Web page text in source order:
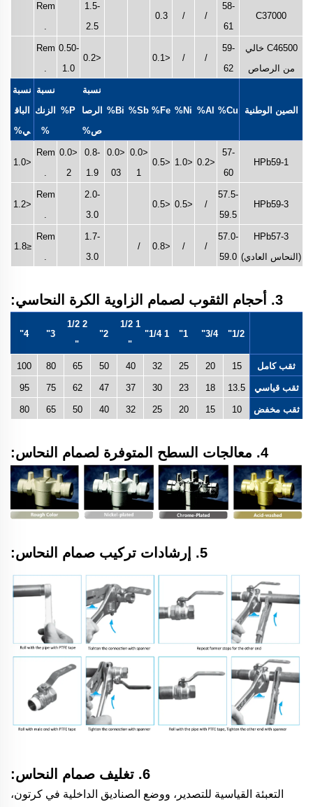
C37000
58-
61
/
/
0.3
1.5-
2.5
Rem
.
C46500 خالي
من الرصاص
59-
62
/
/
<0.1
<0.2
0.50-
1.0
Rem
.
الصين الوطنية Cu%
Al%
Ni%
Fe%
Sb%
Bi%
نسبة
الرصا
ص%
P%
نسبة
الزنك
%
نسبة
الباق
ي%
HPb59-1
57-
60
<0.2
<1.0
<0.5
<0.0
1
<0.0
03
0.8-
1.9
<0.0
2
Rem
.
<1.0
HPb59-3
57.5-
59.5
/
<0.5
<0.5
2.0-
3.0
Rem
.
<1.2
HPb57-3
(النحاس العادي)
57.0-
59.0
/
/
<0.8
/
1.7-
3.0
Rem
.
≤1.8
3. أحجام الثقوب لصمام الزاوية الكرة النحاسي:
1/2"
3/4"
1"
1 1/4"
1 1/2
"
2"
2 1/2
"
3"
4"
ثقب كامل 15
20
25
32
40
50
65
80
100
ثقب قياسي 13.5
18
23
30
37
47
62
75
95
ثقب مخفض 10
15
20
25
32
40
50
65
80
4. معالجات السطح المتوفرة لصمام النحاس:
5. إرشادات تركيب صمام النحاس:
6. تغليف صمام النحاس:
التعبئة القياسية للتصدير، ووضع الصناديق الداخلية في كرتون،